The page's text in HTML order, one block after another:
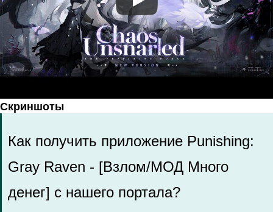
Скриншоты
Как получить приложение Punishing:
Gray Raven - [Взлом/МОД Много
денег] с нашего портала?